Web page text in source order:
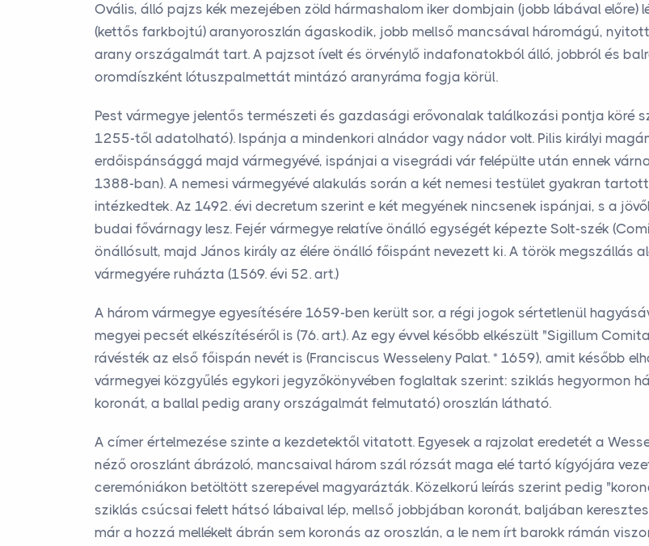
Ovális, álló pajzs kék mezejében zöld hármashalom iker dombjain (jobb lábával
(kettős farkbojtú) aranyoroszlán ágaskodik, jobb mellső mancsával háromágú,
arany országalmát tart. A pajzsot ívelt és örvénylő indafonatokból álló, jobbról és
oromdíszként lótuszpalmettát mintázó aranyráma fogja körül.
Pest vármegye jelentős természeti és gazdasági erővonalak találkozási pontja köré
1255-től adatolható). Ispánja a mindenkori alnádor vagy nádor volt. Pilis királyi
erdőispánsággá majd vármegyévé, ispánjai a visegrádi vár felépülte után ennek
1388-ban). A nemesi vármegyévé alakulás során a két nemesi testület gyakran
intézkedtek. Az 1492. évi decretum szerint e két megyének nincsenek ispánjai, s a
budai fővárnagy lesz. Fejér vármegye relatíve önálló egységét képezte Solt-szék
önállósult, majd János király az élére önálló főispánt nevezett ki. A török megszállás
vármegyére ruházta (1569. évi 52. art.)
A három vármegye egyesítésére 1659-ben került sor, a régi jogok sértetlenül
megyei pecsét elkészítéséről is (76. art.). Az egy évvel később elkészült "Sigillum
rávésték az első főispán nevét is (Franciscus Wesseleny Palat. * 1659), amit később
vármegyei közgyűlés egykori jegyzőkönyvében foglaltak szerint: sziklás hegyormon
koronát, a ballal pedig arany országalmát felmutató) oroszlán látható.
A címer értelmezése szinte a kezdetektől vitatott. Egyesek a rajzolat eredetét a
néző oroszlánt ábrázoló, mancsaival három szál rózsát maga elé tartó kígyójára
ceremóniákon betöltött szerepével magyarázták. Közelkorú leírás szerint pedig
sziklás csúcsai felett hátsó lábaival lép, mellső jobbjában koronát, baljában
már a hozzá mellékelt ábrán sem koronás az oroszlán, a le nem írt barokk rámán